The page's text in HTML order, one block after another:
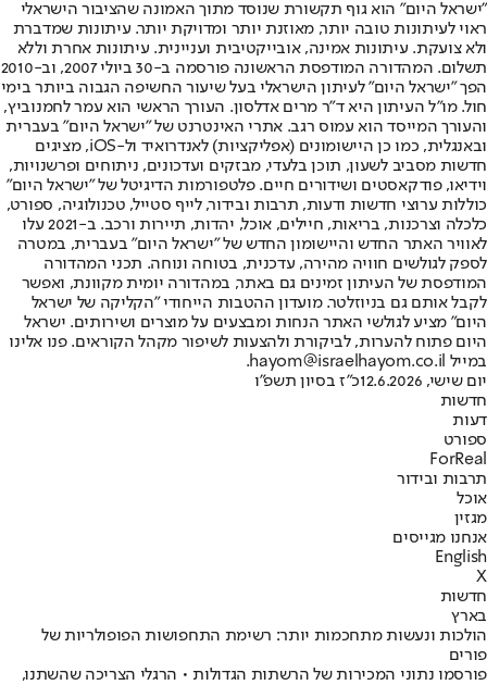
"ישראל היום" הוא גוף תקשורת שנוסד מתוך האמונה שהציבור הישראלי
ראוי לעיתונות טובה יותר, מאוזנת יותר ומדויקת יותר. עיתונות שמדברת
ולא צועקת. עיתונות אמינה, אובייקטיבית ועניינית. עיתונות אחרת וללא
תשלום. המהדורה המודפסת הראשונה פורסמה ב-30 ביולי 2007, וב-2010
הפך "ישראל היום" לעיתון הישראלי בעל שיעור החשיפה הגבוה ביותר בימי
חול. מו"ל העיתון היא ד"ר מרים אדלסון. העורך הראשי הוא עמר לחמנוביץ,
והעורך המייסד הוא עמוס רגב. אתרי האינטרנט של "ישראל היום" בעברית
ובאנגלית, כמו כן היישומונים (אפליקציות) לאנדרואיד ול-iOS, מציגים
חדשות מסביב לשעון, תוכן בלעדי, מבזקים ועדכונים, ניתוחים ופרשנויות,
וידיאו, פודקאסטים ושידורים חיים. פלטפורמות הדיגיטל של "ישראל היום"
כוללות ערוצי חדשות ודעות, תרבות ובידור, לייף סטייל, טכנולוגיה, ספורט,
כלכלה וצרכנות, בריאות, חיילים, אוכל, יהדות, תיירות ורכב. ב-2021 עלו
לאוויר האתר החדש והיישומון החדש של "ישראל היום" בעברית, במטרה
לספק לגולשים חוויה מהירה, עדכנית, בטוחה ונוחה. תכני המהדורה
המודפסת של העיתון זמינים גם באתר, במהדורה יומית מקוונת, ואפשר
לקבל אותם גם בניוזלטר. מועדון ההטבות הייחודי "הקליקה של ישראל
היום" מציע לגולשי האתר הנחות ומבצעים על מוצרים ושירותים. ישראל
היום פתוח להערות, לביקורת ולהצעות לשיפור מקהל הקוראים. פנו אלינו
במייל hayom@israelhayom.co.il.
יום שישי, 12.6.2026
כ"ז בסיון תשפ"ו
חדשות
דעות
ספורט
ForReal
תרבות ובידור
אוכל
מגזין
אנחנו מגייסים
English
X
חדשות
בארץ
הולכות ונעשות מתחכמות יותר: רשימת התחפושות הפופולריות של
פורים
פורסמו נתוני המכירות של הרשתות הגדולות • הרגלי הצריכה שהשתנו,